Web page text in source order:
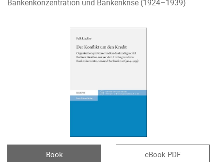
Bankenkonzentration und Bankenkrise (1924–1939)
Book eBook PDF